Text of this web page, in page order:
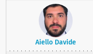
Aiello Davide